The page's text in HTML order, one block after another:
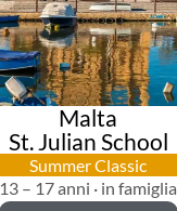
Malta
St. Julian School
Summer Classic
13 – 17 anni · in famiglia